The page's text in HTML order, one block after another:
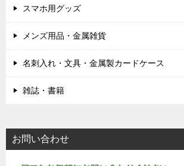
スマホ用グッズ
メンズ用品・金属雑貨
名刺入れ・文具・金属製カードケース
雑誌・書籍
お問い合わせ